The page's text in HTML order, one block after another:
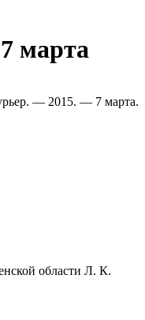
марта
— 2015. — 7 марта.
области Л. К.